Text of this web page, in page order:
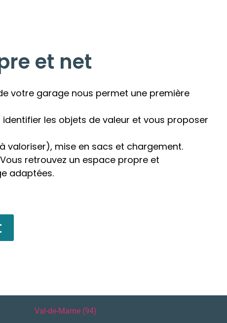
et net
votre garage nous permet une première
les objets de valeur et vous proposer
valoriser), mise en sacs et chargement.
retrouvez un espace propre et
adaptées.
Val-de-Marne (94)